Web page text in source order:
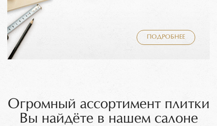
ПОДРОБНЕЕ
Огромный ассортимент плитки
Вы найдёте в нашем салоне